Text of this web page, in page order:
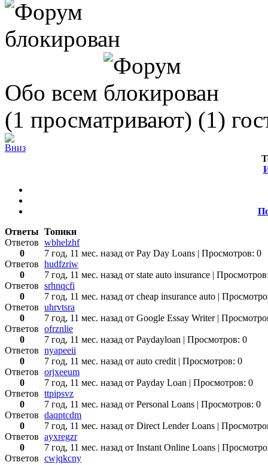
Обо всем
(1 просматривают) (1)
Ответы Топики
Ответов
0
wbhelzhf
7 год, 11 мес. назад от Pay Day Loans | Просмотров: 0
Ответов
0
hudfzriw
7 год, 11 мес. назад от state auto insurance |
Ответов
0
srhnqcfi
7 год, 11 мес. назад от cheap insurance auto |
Ответов
0
uhrvtsra
7 год, 11 мес. назад от Google Essay Writer |
Ответов
0
ofrznlie
7 год, 11 мес. назад от Paydayloan | Просмотров: 0
Ответов
0
nyapeeii
7 год, 11 мес. назад от auto credit | Просмотров: 0
Ответов
0
orjxeeum
7 год, 11 мес. назад от Payday Loan | Просмотров: 0
Ответов
0
ttpipsvz
7 год, 11 мес. назад от Personal Loans | Просмотров: 0
Ответов
0
daqptcdm
7 год, 11 мес. назад от Direct Lender Loans |
Ответов
0
ayxregzr
7 год, 11 мес. назад от Instant Online Loans |
Ответов cwjqkcny